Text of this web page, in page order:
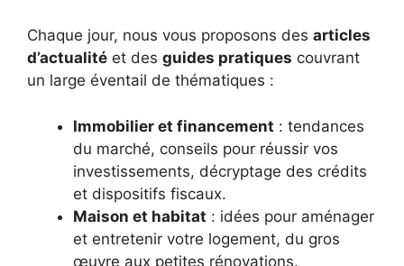
Chaque jour, nous vous proposons des articles
d’actualité et des guides pratiques couvrant
un large éventail de thématiques :
Immobilier et financement : tendances
du marché, conseils pour réussir vos
investissements, décryptage des crédits
et dispositifs fiscaux.
Maison et habitat : idées pour aménager
et entretenir votre logement, du gros
œuvre aux petites rénovations.